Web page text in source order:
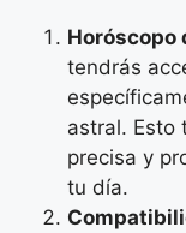
Horóscopo
tendrás
astral. Esto
precisa y
tu día.